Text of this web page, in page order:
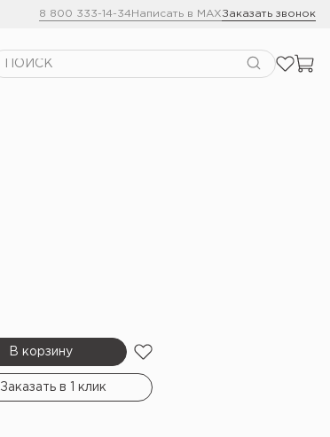
8 800 333-14-34Написать в MAXЗаказать звонок
В корзину
Заказать в 1 клик